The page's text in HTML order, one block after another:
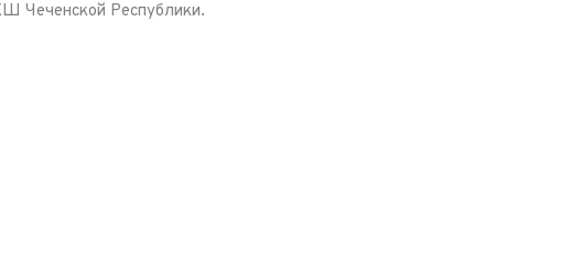
Чеченской Республики.